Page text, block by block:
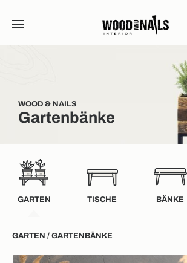
WOOD & NAILS
Gartenbänke
GARTEN TISCHE BÄNKE
GARTEN / GARTENBÄNKE